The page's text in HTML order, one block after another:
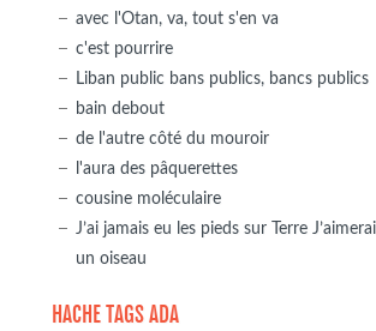
avec l'Otan, va, tout s'en va
c'est pourrire
Liban public bans publics, bancs publics
bain debout
de l'autre côté du mouroir
l'aura des pâquerettes
cousine moléculaire
J’ai jamais eu les pieds sur Terre
un oiseau
HACHE TAGS ADA